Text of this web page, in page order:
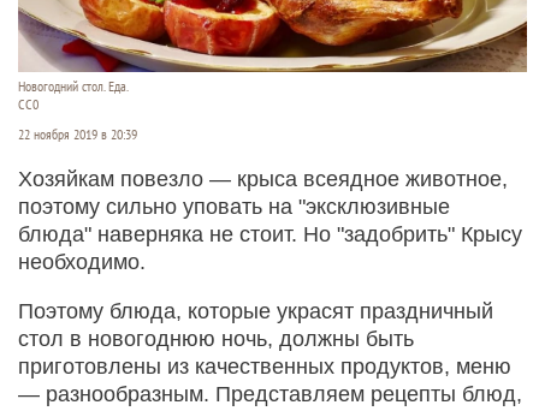
Новогодний стол. Еда.
СС0
22 ноября 2019 в 20:39
Хозяйкам повезло — крыса всеядное животное,
поэтому сильно уповать на "эксклюзивные
блюда" наверняка не стоит. Но "задобрить" Крысу
необходимо.
Поэтому блюда, которые украсят праздничный
стол в новогоднюю ночь, должны быть
приготовлены из качественных продуктов, меню
— разнообразным. Представляем рецепты блюд,